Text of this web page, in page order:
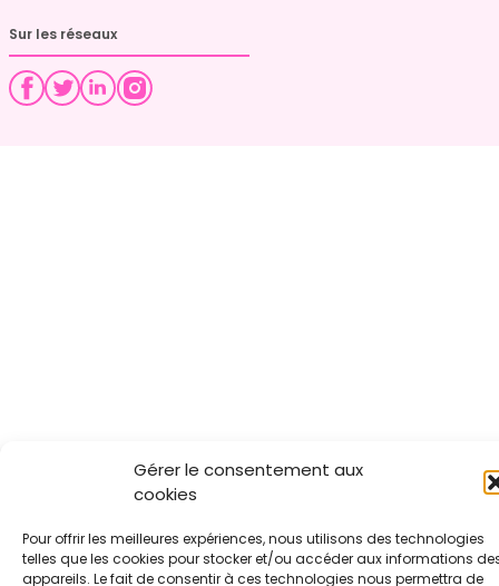
Gérer le consentement aux
cookies
Pour offrir les meilleures expériences, nous utilisons des technologies
telles que les cookies pour stocker et/ou accéder aux informations
appareils. Le fait de consentir à ces technologies nous permettra de
Sur les réseaux